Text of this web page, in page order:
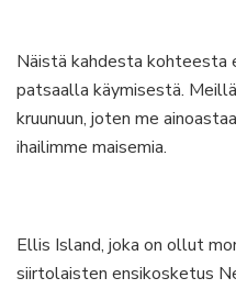
Näistä kahdesta kohteesta
patsaalla käymisestä.
kruunuun, joten me
ihailimme maisemia.
Ellis Island, joka on ollut
siirtolaisten ensikosketus